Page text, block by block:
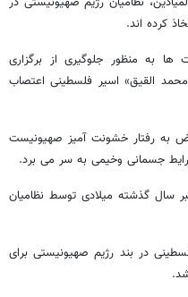
کرده اند.
به منظور جلوگیری از برگزاری
القیق» اسیر فلسطینی اعتصاب
به رفتار خشونت آمیز صهیونیست
جسمانی وخیمی به سر می برد.
«محمد القیق» در روز ۲۱ نوامبر سال گذشته میلادی توسط نظامیان
در بند رژیم صهیونیستی برای